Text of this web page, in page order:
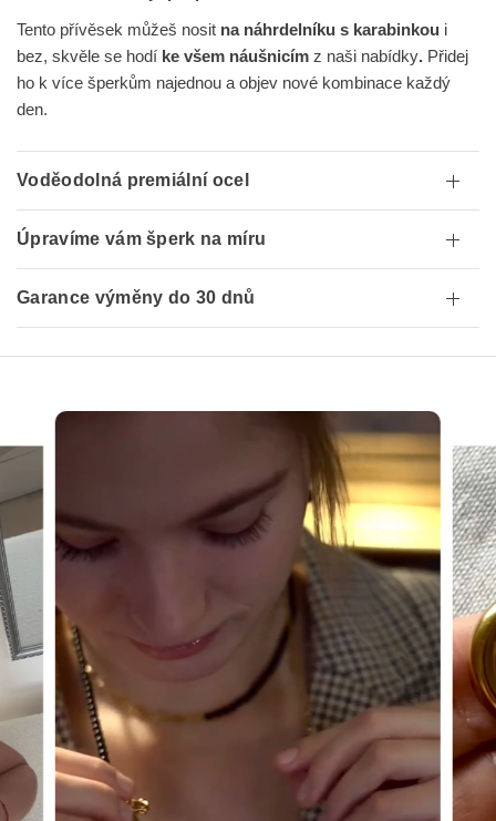
Tento přívěsek můžeš nosit na náhrdelníku s karabinkou i
bez, skvěle se hodí ke všem náušnicímz naši nabídky. Přidej
ho k více šperkům najednou a objev nové kombinace každý
den.
Voděodolná premiální ocel
Úpravíme vám šperk na míru
Garance výměny do 30 dnů